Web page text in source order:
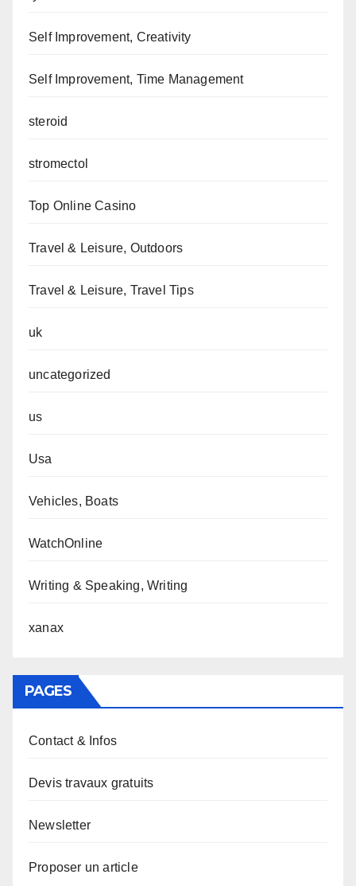
Self Improvement, Creativity
Self Improvement, Time Management
steroid
stromectol
Top Online Casino
Travel & Leisure, Outdoors
Travel & Leisure, Travel Tips
uk
uncategorized
us
Usa
Vehicles, Boats
WatchOnline
Writing & Speaking, Writing
xanax
PAGES
Contact & Infos
Devis travaux gratuits
Newsletter
Proposer un article